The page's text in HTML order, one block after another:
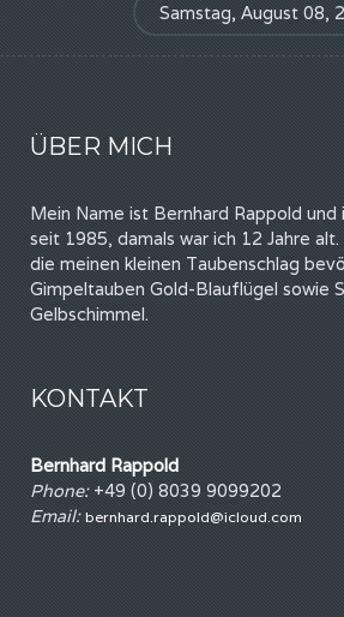
Samstag, August 08,
ÜBER MICH
Mein Name ist Bernhard Rappold
seit 1985, damals war ich 12 Jahre
die meinen kleinen Taubenschlag
Gimpeltauben Gold-Blauflügel sowie
Gelbschimmel.
KONTAKT
Bernhard Rappold
Phone:+49 (0) 8039 9099202
Email: bernhard.rappold@icloud.com